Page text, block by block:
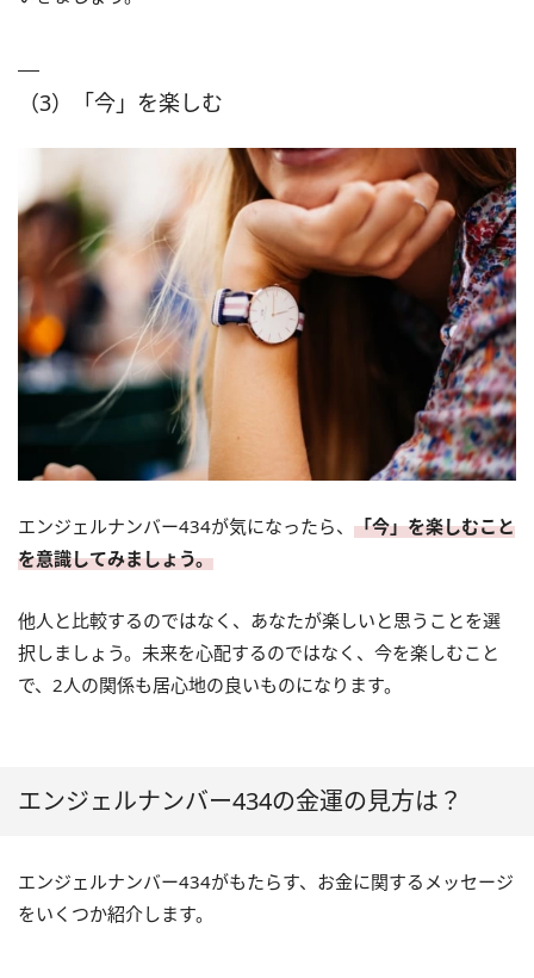
（3）「今」を楽しむ
エンジェルナンバー434が気になったら、 「今」を楽しむこと
を意識してみましょう。
他人と比較するのではなく、あなたが楽しいと思うことを選
択しましょう。未来を心配するのではなく、今を楽しむこと
で、2人の関係も居心地の良いものになります。
エンジェルナンバー434の金運の見方は？
エンジェルナンバー434がもたらす、お金に関するメッセージ
をいくつか紹介します。